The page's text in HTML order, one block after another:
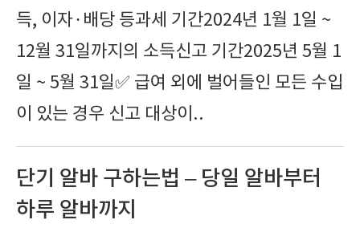
득, 이자·배당 등과세 기간2024년 1월 1일 ~
12월 31일까지의 소득신고 기간2025년 5월 1
일 ~ 5월 31일✅ 급여 외에 벌어들인 모든 수입
이 있는 경우 신고 대상이..
단기 알바 구하는법 – 당일 알바부터
하루 알바까지